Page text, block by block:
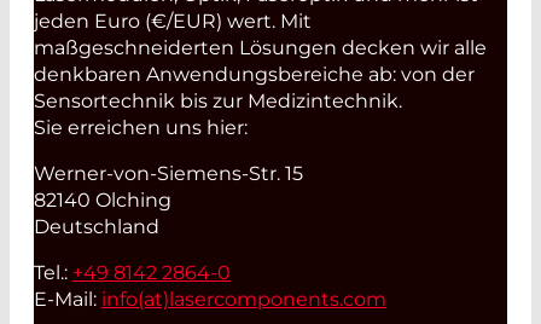
jeden Euro (€/EUR) wert. Mit
maßgeschneiderten Lösungen decken wir alle
denkbaren Anwendungsbereiche ab: von der
Sensortechnik bis zur Medizintechnik.
Sie erreichen uns hier:
Werner-von-Siemens-Str. 15
82140 Olching
Deutschland
Tel.: +49 8142 2864-0
E-Mail: info(at)lasercomponents.com